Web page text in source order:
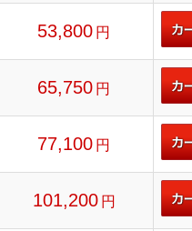
53,800 円
65,750 円
77,100 円
101,200 円